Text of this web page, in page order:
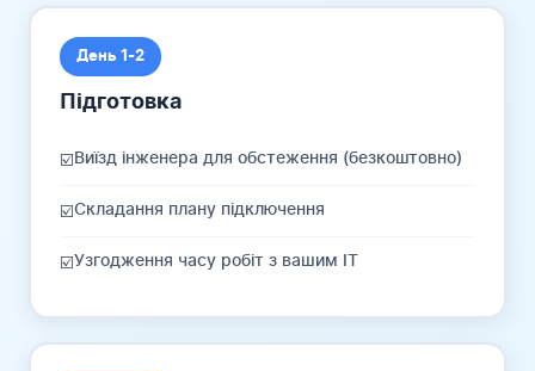
День 1-2
Підготовка
☑️Виїзд інженера для обстеження (безкоштовно)
☑️Складання плану підключення
☑️Узгодження часу робіт з вашим IT